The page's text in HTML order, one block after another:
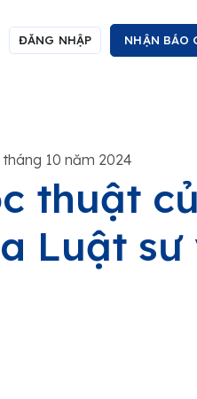
ĐĂNG NHẬP NHẬN BÁO
10 năm 2024
thuật
Luật sư